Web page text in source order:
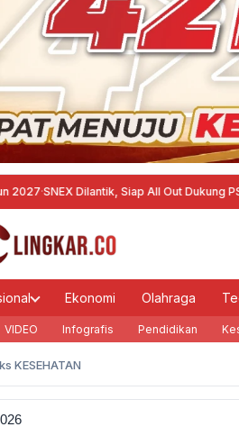
SNEX Dilantik, Siap All Out Dukung PSIS
Ekonomi Olahraga
VIDEO Infografis Pendidikan
KESEHATAN